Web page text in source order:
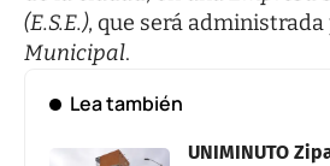
(E.S.E.), que será
Municipal.
Lea también
UNIMINUTO